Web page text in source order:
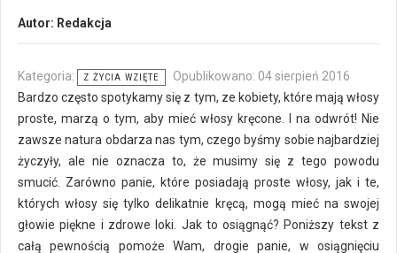
Autor: Redakcja
Kategoria: Z ŻYCIA WZIĘTE
Opublikowano: 04 sierpień 2016
Bardzo często spotykamy się z tym, ze kobiety, które mają włosy
proste, marzą o tym, aby mieć włosy kręcone. I na odwrót! Nie
zawsze natura obdarza nas tym, czego byśmy sobie najbardziej
życzyły, ale nie oznacza to, że musimy się z tego powodu
smucić. Zarówno panie, które posiadają proste włosy, jak i te,
których włosy się tylko delikatnie kręcą, mogą mieć na swojej
głowie piękne i zdrowe loki. Jak to osiągnąć? Poniższy tekst z
całą pewnością pomoże Wam, drogie panie, w osiągnięciu